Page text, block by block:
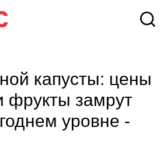
капусты: цены
фрукты замрут
уровне -